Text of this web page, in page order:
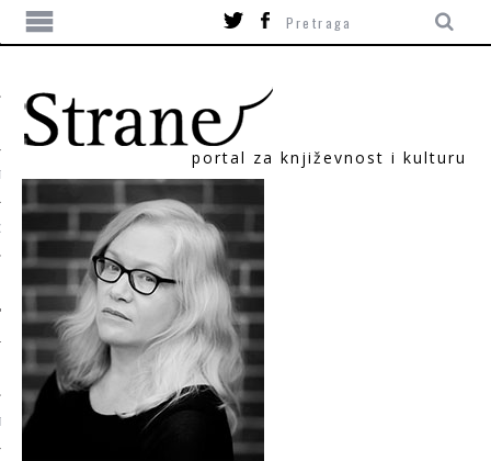
portal za književnost i kulturu